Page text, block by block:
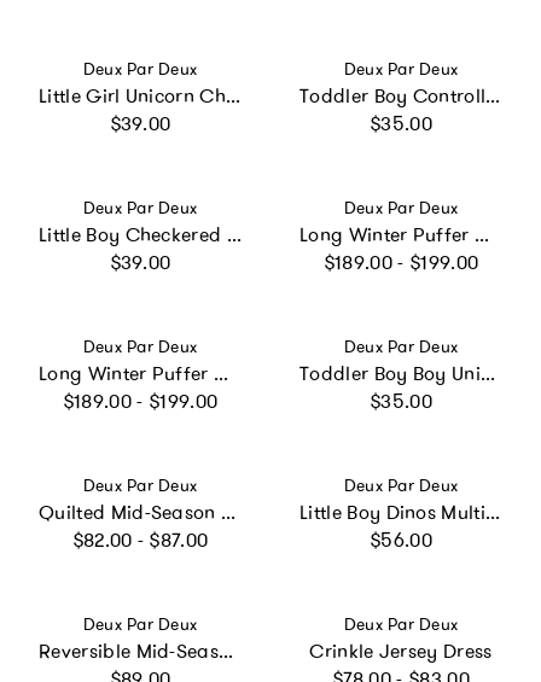
Vendor:
Deux Par Deux
Little Girl Unicorn Charming Practical Spacious Lunch Box
Regular price
$39.00
Vendor:
Deux Par Deux
Toddler Boy Controller Adventure Durable Protective School Apron
Regular price
$35.00
Vendor:
Deux Par Deux
Little Boy Checkered Adventure Functional Lunch Box
Regular price
$39.00
Vendor:
Deux Par Deux
Long Winter Puffer Coat Off-White
Regular price
$189.00 - $199.00
Vendor:
Deux Par Deux
Long Winter Puffer Coat Pale Dusty Pink
Regular price
$189.00 - $199.00
Vendor:
Deux Par Deux
Toddler Boy Boy Unicorn Practical Durable Protective Apron
Regular price
$35.00
Vendor:
Deux Par Deux
Quilted Mid-Season Jacket Royal Blue
Regular price
$82.00 - $87.00
Vendor:
Deux Par Deux
Little Boy Dinos Multi-Compartment Backpack
Regular price
$56.00
Vendor:
Deux Par Deux
Reversible Mid-Season Jacket Pink And Black Printed Flowers
Vendor:
Deux Par Deux
Crinkle Jersey Dress